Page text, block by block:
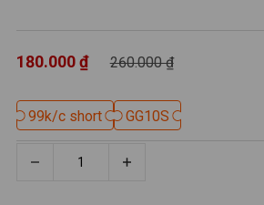
260.000 ₫
180.000 ₫
99k/c short
99k/c short GG10S
GG10S